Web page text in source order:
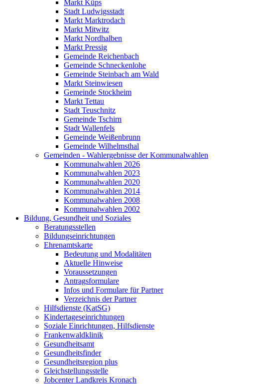
Markt Küps
Stadt Ludwigsstadt
Markt Marktrodach
Markt Mitwitz
Markt Nordhalben
Markt Pressig
Gemeinde Reichenbach
Gemeinde Schneckenlohe
Gemeinde Steinbach am Wald
Markt Steinwiesen
Gemeinde Stockheim
Markt Tettau
Stadt Teuschnitz
Gemeinde Tschirn
Stadt Wallenfels
Gemeinde Weißenbrunn
Gemeinde Wilhelmsthal
Gemeinden - Wahlergebnisse der Kommunalwahlen
Kommunalwahlen 2026
Kommunalwahlen 2023
Kommunalwahlen 2020
Kommunalwahlen 2014
Kommunalwahlen 2008
Kommunalwahlen 2002
Bildung, Gesundheit und Soziales
Beratungsstellen
Bildungseinrichtungen
Ehrenamtskarte
Bedeutung und Modalitäten
Aktuelle Hinweise
Voraussetzungen
Antragsformulare
Infos und Formulare für Partner
Verzeichnis der Partner
Hilfsdienste (KatSG)
Kindertageseinrichtungen
Soziale Einrichtungen, Hilfsdienste
Frankenwaldklinik
Gesundheitsamt
Gesundheitsfinder
Gesundheitsregion plus
Gleichstellungsstelle
Jobcenter Landkreis Kronach